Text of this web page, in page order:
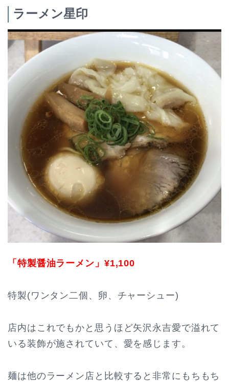
ラーメン星印
「特製醤油ラーメン」¥1,100
特製(ワンタン二個、卵、チャーシュー)
店内はこれでもかと思うほど矢沢永吉愛で溢れて
いる装飾が施されていて、愛を感じます。
麺は他のラーメン店と比較すると非常にもちもち